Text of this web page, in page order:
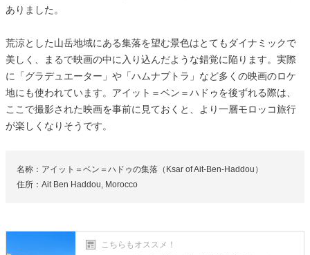
ありました。
荒涼とした山岳地域にある集落を望む景色はとてもダイナミックで
美しく、まるで映画の中に入り込んだような錯覚に陥ります。実際
に「グラデュエーター」や「ハムナプトラ」など多くの映画のロケ
地にも使われています。アイット＝ベン＝ハドゥを後ずれる際は、
ここで撮影された映画を事前に見ておくと、より一層モロッコ旅行
が楽しくなりそうです。
名称：アイット＝ベン＝ハドゥの集落（Ksar of Ait-Ben-Haddou）
住所：Ait Ben Haddou, Morocco
こちらもオススメ！